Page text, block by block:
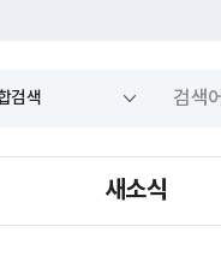
새소식